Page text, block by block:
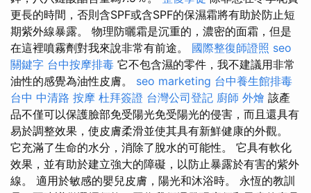
更長的時間，否則含SPF或含SPF的保濕霜將有助於防止短
期紫外線暴露。 物理防曬霜是沉重的，濃密的面霜，但是
在這裡噴霧劑對我來說非常有前途。 國際整復師證照 seo
關鍵字 台中按摩排毒 它不包含濕的零件，我不建議用非常
油性的感覺為油性皮膚。 seo marketing 台中養生館排毒
台中 中清路 按摩 杜拜簽證 台灣公司登記 廚師 外燴 該產
品不僅可以保護臉部免受陽光免受陽光的侵害，而且還具有
易於調整效果，使皮膚柔滑並使其具有新鮮健康的外觀。
它充滿了生命的水分，消除了脫水的可能性。 它具有軟化
效果，並有助於建立強大的障礙，以防止暴露於有害的紫外
線。 適用於敏感的嬰兒皮膚，陽光和沐浴時。 永恆的教訓